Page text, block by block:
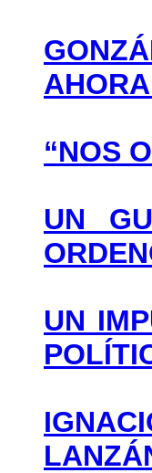
“NOS
UN
UN